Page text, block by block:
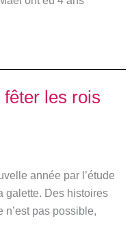
les rois
année par l’étude
galette. Des histoires
pas possible,